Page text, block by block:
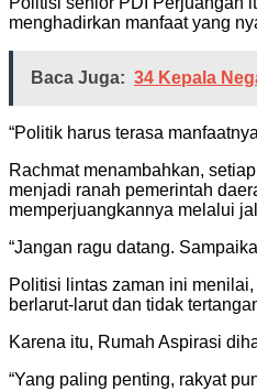
menghadirkan manfaat yang
Baca Juga: 34 Kepala
“Politik harus terasa
Rachmat menambahkan,
menjadi ranah pemerintah
memperjuangkannya melalui
“Jangan ragu datang.
Politisi lintas zaman ini
berlarut-larut dan tidak
Karena itu, Rumah Aspirasi
“Yang paling penting, rakyat